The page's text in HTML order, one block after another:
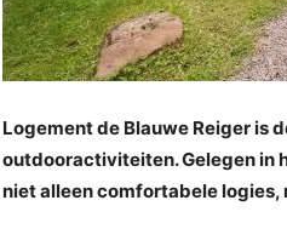
Logement de Blauwe Reiger is
outdooractiviteiten. Gelegen in
niet alleen comfortabele logies,